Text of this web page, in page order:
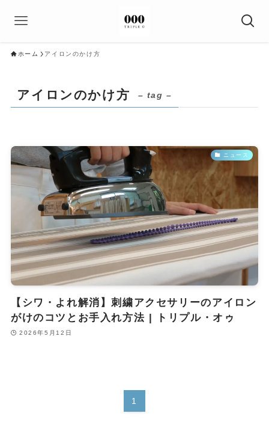
ホーム アイロンのかけ方
アイロンのかけ方 – tag –
ニュース
【シワ・よれ解消】刺繍アクセサリーのアイロン
がけのコツとお手入れ方法 | トリプル・オゥ
2026年5月12日
1